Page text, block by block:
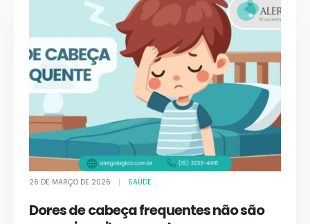
26 DE MARÇO DE 2026 SAÚDE
Dores de cabeça frequentes não são